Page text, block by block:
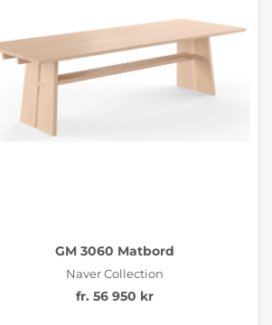
GM 3060 Matbord
Naver Collection
fr. 56 950 kr